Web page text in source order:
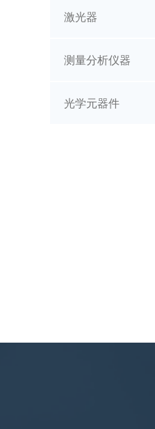
激光器
测量分析仪器
光学元器件